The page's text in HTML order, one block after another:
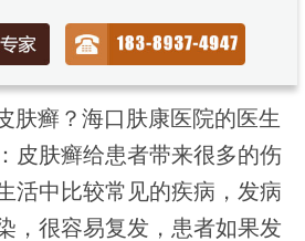
肤癣？海口肤康医院的医生
皮肤癣给患者带来很多的伤
活中比较常见的疾病，发病
，很容易复发，患者如果发